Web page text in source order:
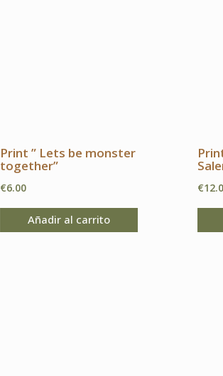
Print ” Lets be monster
together”
€6.00
Añadir al carrito
€